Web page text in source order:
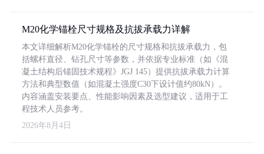
M20化学锚栓尺寸规格及抗拔承载力详解
本文详细解析M20化学锚栓的尺寸规格和抗拔承载力，包
括螺杆直径、钻孔尺寸等参数，并依据专业标准（如《混
凝土结构后锚固技术规程》JGJ 145）提供抗拔承载力计算
方法和典型数值（如混凝土强度C30下设计值约80kN）。
内容涵盖安装要点、性能影响因素及选型建议，适用于工
程技术人员参考。
2026年8月4日